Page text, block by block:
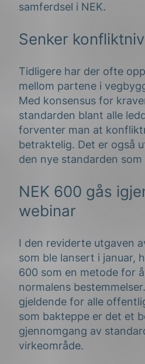
samferdsel i NEK.
Senker
Tidligere har der ofte
mellom partene i
Med konsensus for
standarden blant alle
forventer man at
betraktelig. Det er også
den nye standarden som
NEK 600 gås
webinar
I den reviderte utgaven
som ble lansert i januar,
600 som en metode for
normalens
gjeldende for alle
som bakteppe er det et
gjennomgang av
virkeområde.